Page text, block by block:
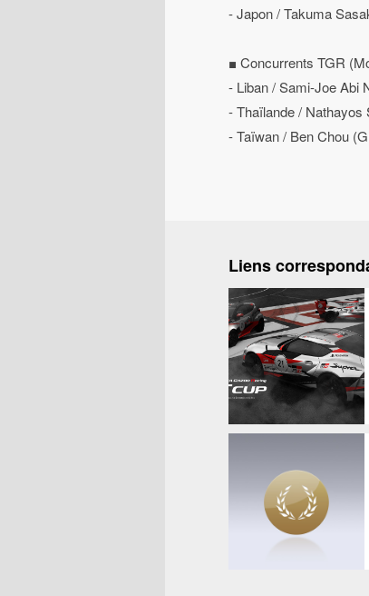
- Japon / Takuma
■ Concurrents TGR
- Liban / Sami-Joe Abi
- Thaïlande / Nathayos
- Taïwan / Ben Chou
Liens